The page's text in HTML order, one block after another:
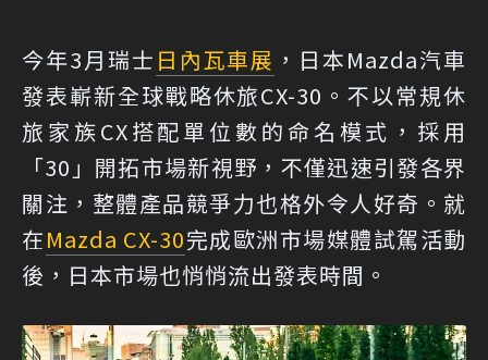
今年3月瑞士 日內瓦車展 ，日本Mazda汽車
發表嶄新全球戰略休旅CX-30。不以常規休
旅家族CX搭配單位數的命名模式，採用
「30」開拓市場新視野，不僅迅速引發各界
關注，整體產品競爭力也格外令人好奇。就
在Mazda CX-30完成歐洲市場媒體試駕活動
後，日本市場也悄悄流出發表時間。